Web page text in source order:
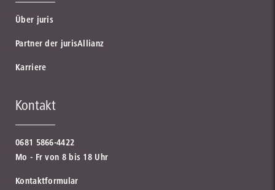
Über juris
Partner der jurisAllianz
Karriere
Kontakt
0681 5866-4422
Mo - Fr von 8 bis 18 Uhr
Kontaktformular